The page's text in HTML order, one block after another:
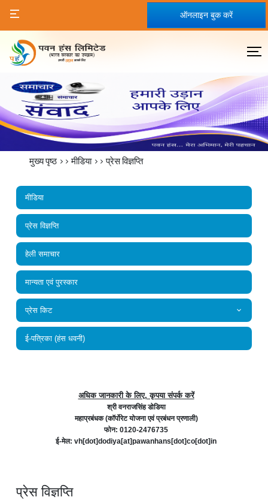
ऑनलाइन बुक करें
मुख्य पृष्ठ >>मीडिया>> प्रेस विज्ञप्ति
मीडिया
प्रेस विज्ञप्ति
हेली समाचार
मान्यता एवं पुरस्कार
प्रेस किट
ई-पत्रिका (हंस धवनी)
अधिक जानकारी के लिए, कृपया संपर्क करें
श्री वनराजसिंह डोडिया
महाप्रबंधक (कॉर्पोरेट योजना एवं प्रबंधन प्रणाली)
फोन: 0120-2476735
ई-मेल: vh[dot]dodiya[at]pawanhans[dot]co[dot]in
प्रेस विज्ञप्ति